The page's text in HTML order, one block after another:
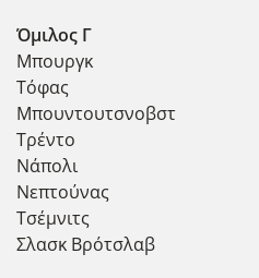
Όμιλος Γ
Μπουργκ
Τόφας
Μπουντουτσνοβστ
Τρέντο
Νάπολι
Νεπτούνας
Τσέμνιτς
Σλασκ Βρότσλαβ